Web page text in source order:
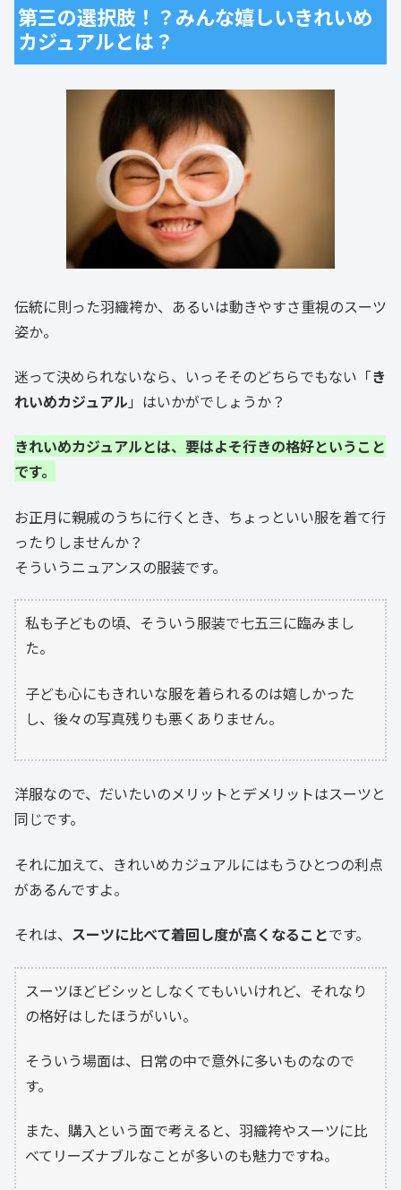
第三の選択肢！？みんな嬉しいきれいめ
カジュアルとは？
伝統に則った羽織袴か、あるいは動きやすさ重視のスーツ
姿か。
迷って決められないなら、いっそそのどちらでもない「き
れいめカジュアル 」はいかがでしょうか？
きれいめカジュアルとは、要はよそ行きの格好ということ
です。
お正月に親戚のうちに行くとき、ちょっといい服を着て行
ったりしませんか？
そういうニュアンスの服装です。
私も子どもの頃、そういう服装で七五三に臨みまし
た。
子ども心にもきれいな服を着られるのは嬉しかった
し、後々の写真残りも悪くありません。
洋服なので、だいたいのメリットとデメリットはスーツと
同じです。
それに加えて、きれいめカジュアルにはもうひとつの利点
があるんですよ。
それは、 スーツに比べて着回し度が高くなることです。
スーツほどビシッとしなくてもいいけれど、それなり
の格好はしたほうがいい。
そういう場面は、日常の中で意外に多いものなので
す。
また、購入という面で考えると、羽織袴やスーツに比
べてリーズナブルなことが多いのも魅力ですね。